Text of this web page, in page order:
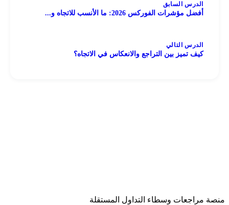
الدرس السابق
أفضل مؤشرات الفوركس 2026: ما الأنسب للاتجاه و...
الدرس التالي
كيف تميز بين التراجع والانعكاس في الاتجاه؟
منصة مراجعات وسطاء التداول المستقلة